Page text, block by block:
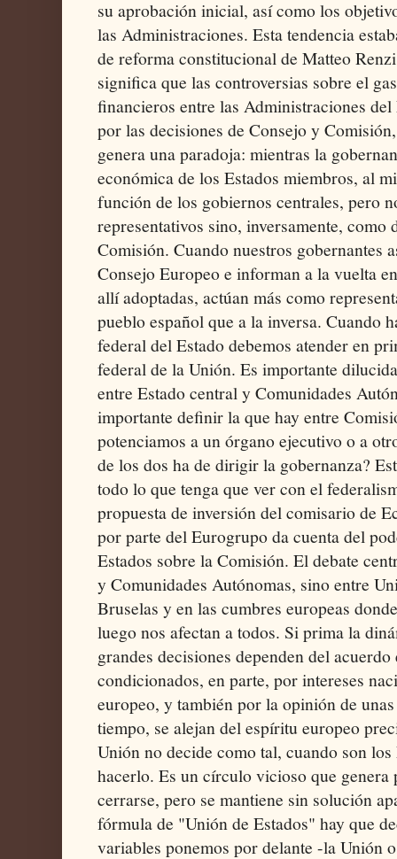
su aprobación inicial, así como los
las Administraciones. Esta tendencia
de reforma constitucional de Matteo
significa que las controversias sobre el
financieros entre las Administraciones del
por las decisiones de Consejo y
genera una paradoja: mientras la
económica de los Estados miembros, al
función de los gobiernos centrales, pero
representativos sino, inversamente, como
Comisión. Cuando nuestros gobernantes
Consejo Europeo e informan a la vuelta
allí adoptadas, actúan más como
pueblo español que a la inversa. Cuando
federal del Estado debemos atender en
federal de la Unión. Es importante
entre Estado central y Comunidades
importante definir la que hay entre
potenciamos a un órgano ejecutivo o a
de los dos ha de dirigir la gobernanza?
todo lo que tenga que ver con el
propuesta de inversión del comisario de
por parte del Eurogrupo da cuenta del
Estados sobre la Comisión. El debate
y Comunidades Autónomas, sino entre
Bruselas y en las cumbres europeas
luego nos afectan a todos. Si prima la
grandes decisiones dependen del
condicionados, en parte, por intereses
europeo, y también por la opinión de
tiempo, se alejan del espíritu europeo
Unión no decide como tal, cuando son los
hacerlo. Es un círculo vicioso que genera
cerrarse, pero se mantiene sin solución
fórmula de "Unión de Estados" hay que
variables ponemos por delante -la Unión